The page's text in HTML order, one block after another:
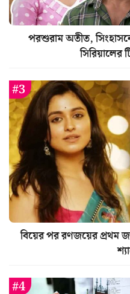
পরশুরাম অতীত,
সিরিয়ালের
বিয়ের পর রণজয়ের প্রথম